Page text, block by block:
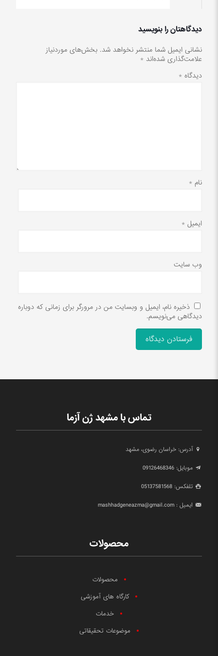
دیدگاهتان را بنویسید
نشانی ایمیل شما منتشر نخواهد شد. بخش‌های موردنیاز
علامت‌گذاری شده‌اند *
دیدگاه *
نام *
ایمیل *
وب‌ سایت
ذخیره نام، ایمیل و وبسایت من در مرورگر برای زمانی که دوباره
دیدگاهی می‌نویسم.
تماس با مشهد ژن آزما
آدرس: خراسان رضوی، مشهد
موبایل: 09126468346
تلفکس: 05137581568
ایمیل : mashhadgeneazma@gmail.com
محصولات
محصولات
کارگاه های آموزشی
خدمات
موضوعات تحقیقاتی